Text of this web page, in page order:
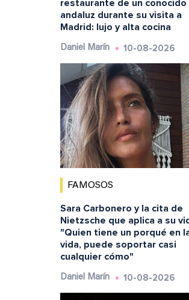
restaurante de un
andaluz durante su visita a
Madrid: lujo y alta cocina
Daniel Marín 10-08-2026
FAMOSOS
Sara Carbonero y la cita de
Nietzsche que aplica a su
"Quien tiene un porqué en
vida, puede soportar casi
cualquier cómo"
Daniel Marín 10-08-2026